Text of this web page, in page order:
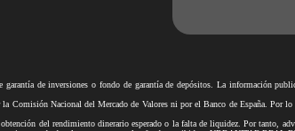
de inversiones o fondo de garantía de depósitos. La información
Nacional del Mercado de Valores ni por el Banco de España. Por
del rendimiento dinerario esperado o la falta de liquidez. Por tanto,